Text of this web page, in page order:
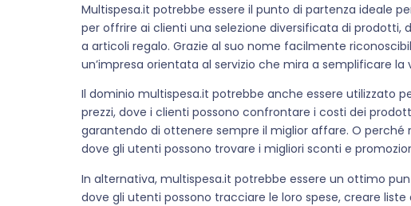
Multispesa.it potrebbe essere il punto di partenza ideale
per offrire ai clienti una selezione diversificata di
a articoli regalo. Grazie al suo nome facilmente
un’impresa orientata al servizio che mira a semplificare la
Il dominio multispesa.it potrebbe anche essere utilizzato
prezzi, dove i clienti possono confrontare i costi dei
garantendo di ottenere sempre il miglior affare. O
dove gli utenti possono trovare i migliori sconti e
In alternativa, multispesa.it potrebbe essere un ottimo
dove gli utenti possono tracciare le loro spese, creare